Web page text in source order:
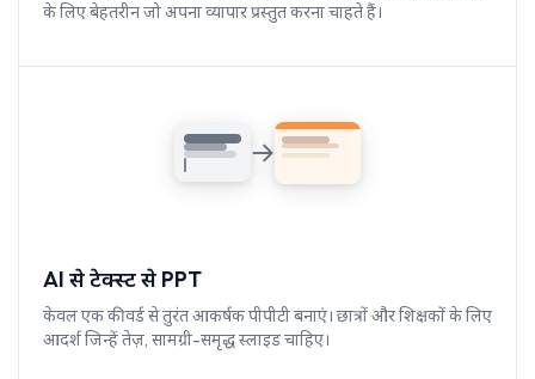
के लिए बेहतरीन जो अपना व्यापार प्रस्तुत करना चाहते हैं।
AI से टेक्स्ट से PPT
केवल एक कीवर्ड से तुरंत आकर्षक पीपीटी बनाएं। छात्रों और शिक्षकों के लिए
आदर्श जिन्हें तेज़, सामग्री-समृद्ध स्लाइड चाहिए।